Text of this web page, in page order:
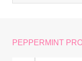
PEPPERMINT